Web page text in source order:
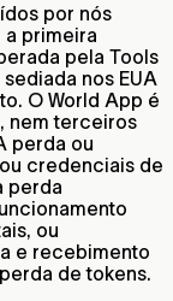
por nós
primeira
pela Tools
nos EUA
O World App é
nem terceiros
perda ou
credenciais de
perda
ou
e recebimento
de tokens.